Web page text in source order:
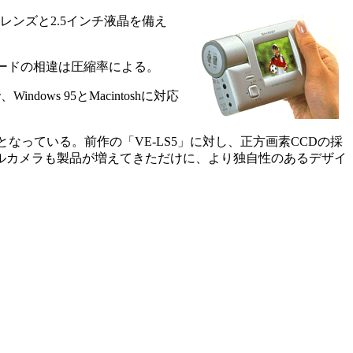
ンズと2.5インチ液晶を備え
の相違は圧縮率による。
95とMacintoshに対応
っている。前作の「VE-LS5」に対し、正方画素CCDの採
メラも製品が増えてきただけに、より独自性のあるデザイ